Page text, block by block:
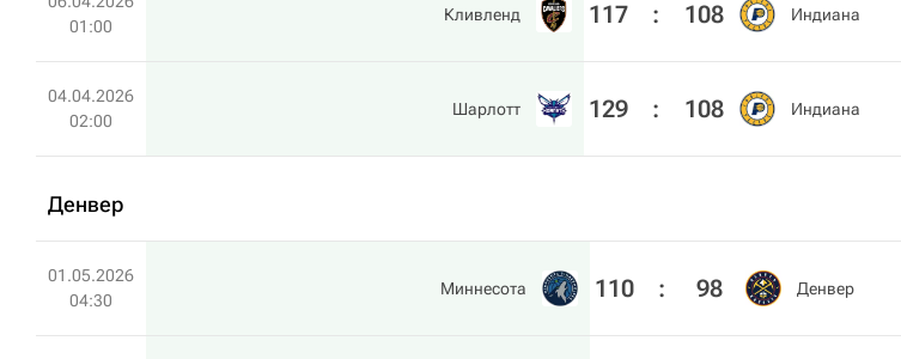
01:00
Кливленд 117 : 108 Индиана
04.04.2026
02:00
Шарлотт 129 : 108 Индиана
Денвер
01.05.2026
04:30
Миннесота 110 : 98 Денвер